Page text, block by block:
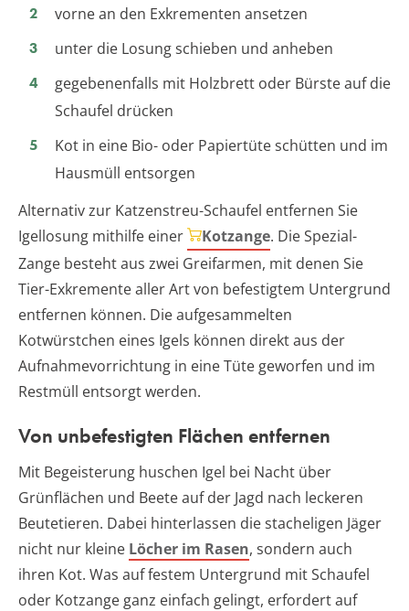
vorne an den Exkrementen ansetzen
unter die Losung schieben und anheben
gegebenenfalls mit Holzbrett oder Bürste auf die
Schaufel drücken
Kot in eine Bio- oder Papiertüte schütten und im
Hausmüll entsorgen
Alternativ zur Katzenstreu-Schaufel entfernen Sie
Igellosung mithilfe einer
Kotzange. Die Spezial-
Zange besteht aus zwei Greifarmen, mit denen Sie
Tier-Exkremente aller Art von befestigtem Untergrund
entfernen können. Die aufgesammelten
Kotwürstchen eines Igels können direkt aus der
Aufnahmevorrichtung in eine Tüte geworfen und im
Restmüll entsorgt werden.
Von unbefestigten Flächen entfernen
Mit Begeisterung huschen Igel bei Nacht über
Grünflächen und Beete auf der Jagd nach leckeren
Beutetieren. Dabei hinterlassen die stacheligen Jäger
nicht nur kleine Löcher im Rasen, sondern auch
ihren Kot. Was auf festem Untergrund mit Schaufel
oder Kotzange ganz einfach gelingt, erfordert auf